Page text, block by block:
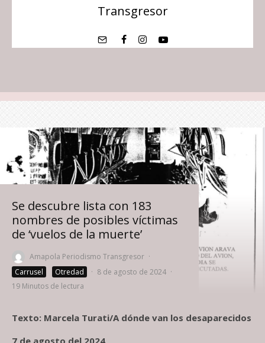
Transgresor
Se descubre lista con 183
nombres de posibles víctimas
de ‘vuelos de la muerte’
Amapola Periodismo Transgresor ·
Carrusel
Otredad · 8 de agosto de 2024 ·
19 Minutos de lectura
Texto: Marcela Turati/A dónde van los desaparecidos
7 de agosto del 2024